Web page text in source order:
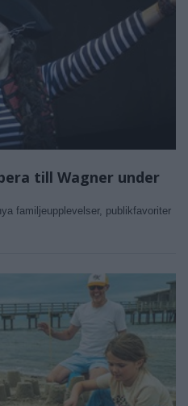
till Wagner under
familjeupplevelser, publikfavoriter